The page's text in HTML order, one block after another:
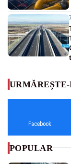
URMĂREȘTE-
Facebook
POPULAR